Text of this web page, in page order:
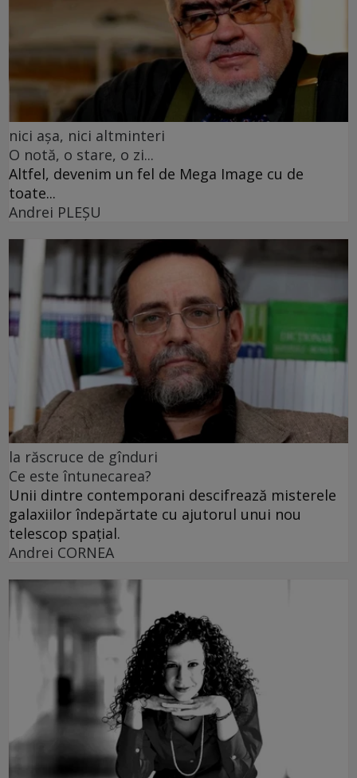
nici așa, nici altminteri
O notă, o stare, o zi...
Altfel, devenim un fel de Mega Image cu de
toate...
Andrei PLEŞU
la răscruce de gînduri
Ce este întunecarea?
Unii dintre contemporani descifrează misterele
galaxiilor îndepărtate cu ajutorul unui nou
telescop spațial.
Andrei CORNEA